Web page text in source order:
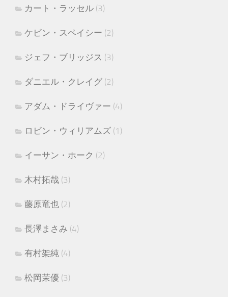
カート・ラッセル (3)
ケビン・スペイシー (2)
ジェフ・ブリッジス (3)
ダニエル・クレイグ (2)
アダム・ドライヴァー (4)
ロビン・ウィリアムズ (1)
イーサン・ホーク (2)
木村拓哉 (3)
藤原竜也 (2)
長澤まさみ (4)
有村架純 (4)
松岡茉優 (3)